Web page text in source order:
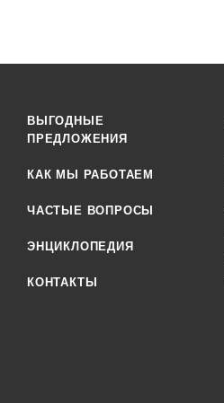
ВЫГОДНЫЕ
ПРЕДЛОЖЕНИЯ
КАК МЫ РАБОТАЕМ
ЧАСТЫЕ ВОПРОСЫ
ЭНЦИКЛОПЕДИЯ
КОНТАКТЫ